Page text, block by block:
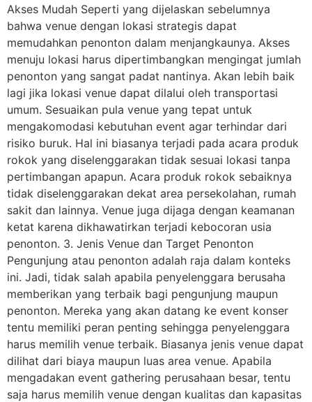
Akses Mudah Seperti yang dijelaskan sebelumnya
bahwa venue dengan lokasi strategis dapat
memudahkan penonton dalam menjangkaunya. Akses
menuju lokasi harus dipertimbangkan mengingat jumlah
penonton yang sangat padat nantinya. Akan lebih baik
lagi jika lokasi venue dapat dilalui oleh transportasi
umum. Sesuaikan pula venue yang tepat untuk
mengakomodasi kebutuhan event agar terhindar dari
risiko buruk. Hal ini biasanya terjadi pada acara produk
rokok yang diselenggarakan tidak sesuai lokasi tanpa
pertimbangan apapun. Acara produk rokok sebaiknya
tidak diselenggarakan dekat area persekolahan, rumah
sakit dan lainnya. Venue juga dijaga dengan keamanan
ketat karena dikhawatirkan terjadi kebocoran usia
penonton. 3. Jenis Venue dan Target Penonton
Pengunjung atau penonton adalah raja dalam konteks
ini. Jadi, tidak salah apabila penyelenggara berusaha
memberikan yang terbaik bagi pengunjung maupun
penonton. Mereka yang akan datang ke event konser
tentu memiliki peran penting sehingga penyelenggara
harus memilih venue terbaik. Biasanya jenis venue dapat
dilihat dari biaya maupun luas area venue. Apabila
mengadakan event gathering perusahaan besar, tentu
saja harus memilih venue dengan kualitas dan kapasitas